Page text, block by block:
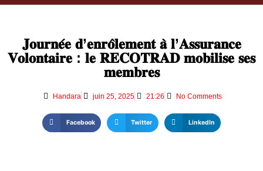
𝐉𝐨𝐮𝐫𝐧𝐞́𝐞 𝐝’𝐞𝐧𝐫𝐨̂𝐥𝐞𝐦𝐞𝐧𝐭 𝐚̀ 𝐥’𝐀𝐬𝐬𝐮𝐫𝐚𝐧𝐜𝐞
𝐕𝐨𝐥𝐨𝐧𝐭𝐚𝐢𝐫𝐞 : 𝐥𝐞 𝐑𝐄𝐂𝐎𝐓𝐑𝐀𝐃 𝐦𝐨𝐛𝐢𝐥𝐢𝐬𝐞 𝐬𝐞𝐬
𝐦𝐞𝐦𝐛𝐫𝐞𝐬
Handara juin 25, 2025 21:26 No Comments
Facebook Twitter LinkedIn